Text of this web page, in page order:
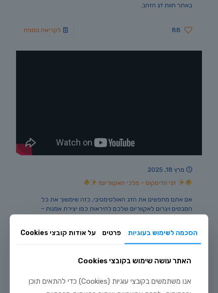
באתר חוות דג הזהב.
88 לקריאה נוספת
מרץ 18, 2025
דגי הדיסקוס – מלכי האקווריום!
אם אתם מחפשים את הדג האולטימטיבי, כזה שימשוך את כל
המבטים ויגרום לאקווריום שלכם להיראות כמו יצירת אמנות –
33
הסכמה לשימוש בעוגיות פרטים על אודות קובצי Cookies
האתר עושה שימוש בקובצי Cookies
אנו משתמשים בקובצי עוגיות (Cookies) כדי להתאים תוכן